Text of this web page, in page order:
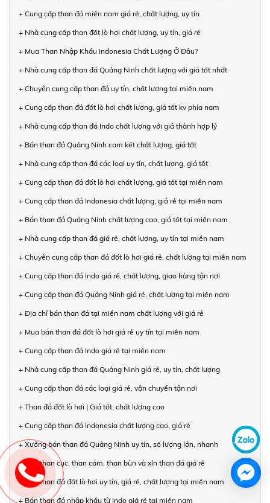
+ Cung cấp than đá miền nam giá rẻ, chất lượng, uy tín
+ Nhà cung cấp than đốt lò hơi chất lượng, uy tín, giá rẻ
+ Mua Than Nhập Khẩu Indonesia Chất Lượng Ở Đâu?
+ Nhà cung cấp than đá Quảng Ninh chất lượng với giá tốt nhất
+ Chuyên cung cấp than đá uy tín, chất lượng tại miền nam
+ Cung cấp than đá đốt lò hơi chất lượng, giá tốt kv phía nam
+ Nhà cung cấp than đá Indo chất lượng với giá thành hợp lý
+ Bán than đá Quảng Ninh cam kết chất lượng, giá tốt
+ Nhà cung cấp than đá các loại uy tín, chất lượng, giá tốt
+ Cung cấp than đá đốt lò hơi chất lượng, giá tốt tại miền nam
+ Cung cấp than đá Indonesia chất lượng, giá rẻ tại miền nam
+ Bán than đá Quảng Ninh chất lượng cao, giá tốt tại miền nam
+ Nhà cung cấp than đá giá rẻ, chất lượng, uy tín tại miền nam
+ Chuyên cung cấp than đá đốt lò hơi giá rẻ, chất lượng tại miền nam
+ Cung cấp than đá Indo giá rẻ, chất lượng, giao hàng tận nơi
+ Cung cấp than đá Quảng Ninh giá rẻ, chất lượng tại miền nam
+ Địa chỉ bán than đá tại miền nam chất lượng với giá rẻ
+ Mua bán than đá đốt lò hơi giá rẻ uy tín tại miền nam
+ Cung cấp than đá Indo giá rẻ tại miền nam
+ Nhà cung cấp than đá Quảng Ninh giá rẻ, uy tín, chất lượng
+ Cung cấp than đá các loại giá rẻ, vận chuyển tận nơi
+ Than đá đốt lò hơi | Giá tốt, chất lượng cao
+ Cung cấp than đá Indonesia chất lượng cao, giá rẻ
+ Xưởng bán than đá Quảng Ninh uy tín, số lượng lớn, nhanh
+ Bán than cục, than cám, than bùn và xỉn than đá giá rẻ
+ Bán than đá đốt lò hơi uy tín, giá rẻ, chất lượng tại miền nam
+ Bán than đá nhập khẩu từ Indo giá rẻ tại miền nam